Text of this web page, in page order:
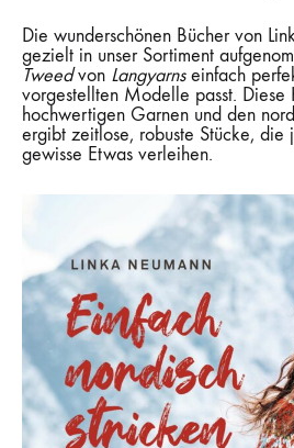
Die wunderschönen Bücher von
gezielt in unser Sortiment
Tweedvon Langyarnseinfach
vorgestellten Modelle passt. Diese
hochwertigen Garnen und den
ergibt zeitlose, robuste Stücke,
gewisse Etwas verleihen.